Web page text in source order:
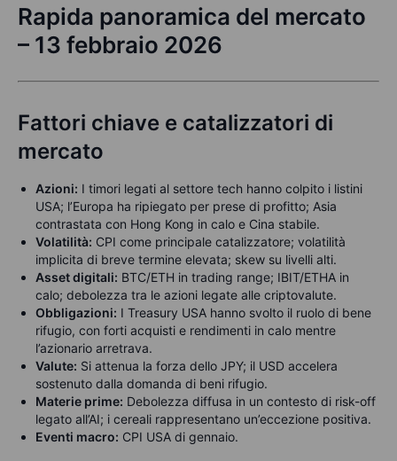
Rapida panoramica del mercato
– 13 febbraio 2026
Fattori chiave e catalizzatori di
mercato
Azioni: I timori legati al settore tech hanno colpito i listini
USA; l’Europa ha ripiegato per prese di profitto; Asia
contrastata con Hong Kong in calo e Cina stabile.
Volatilità: CPI come principale catalizzatore; volatilità
implicita di breve termine elevata; skew su livelli alti.
Asset digitali: BTC/ETH in trading range; IBIT/ETHA in
calo; debolezza tra le azioni legate alle criptovalute.
Obbligazioni: I Treasury USA hanno svolto il ruolo di bene
rifugio, con forti acquisti e rendimenti in calo mentre
l’azionario arretrava.
Valute: Si attenua la forza dello JPY; il USD accelera
sostenuto dalla domanda di beni rifugio.
Materie prime: Debolezza diffusa in un contesto di risk-off
legato all’AI; i cereali rappresentano un’eccezione positiva.
Eventi macro: CPI USA di gennaio.